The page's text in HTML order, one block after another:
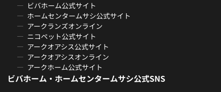
ビバホーム公式サイト
ホームセンタームサシ公式サイト
アークランズオンライン
ニコペット公式サイト
アークオアシス公式サイト
アークオアシスオンライン
アークホーム公式サイト
ビバホーム・ホームセンタームサシ公式SNS